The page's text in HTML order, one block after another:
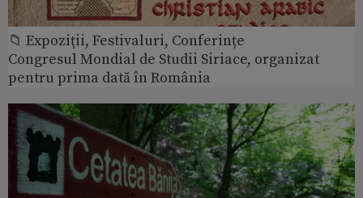
📁 Expoziţii, Festivaluri, Conferințe
Congresul Mondial de Studii Siriace, organizat
pentru prima dată în România